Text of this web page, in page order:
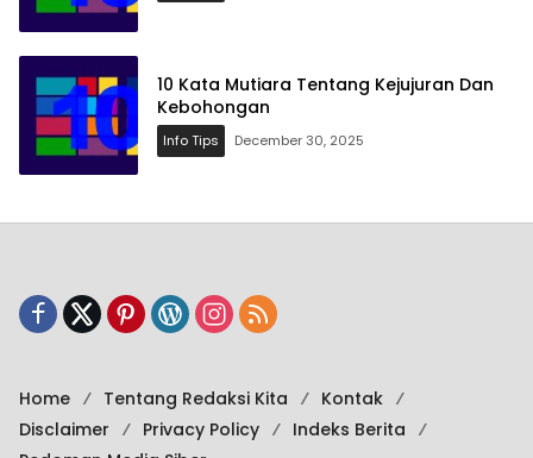
10 Kata Mutiara Tentang Kejujuran Dan
Kebohongan
Info Tips December 30, 2025
Home Tentang Redaksi Kita
Kontak
Disclaimer
Privacy Policy
Indeks Berita